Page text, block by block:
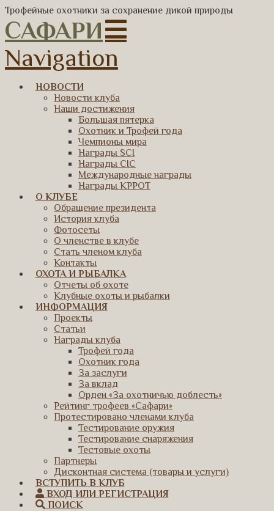
Трофейные охотники за сохранение дикой природы
САФАРИ
Navigation
НОВОСТИ
Новости клуба
Наши достижения
Большая пятерка
Охотник и Трофей года
Чемпионы мира
Награды SCI
Награды CIC
Международные награды
Награды КРРОТ
О КЛУБЕ
Обращение президента
История клуба
Фотосеты
О членстве в клубе
Стать членом клуба
Контакты
ОХОТА И РЫБАЛКА
Отчеты об охоте
Клубные охоты и рыбалки
ИНФОРМАЦИЯ
Проекты
Статьи
Награды клуба
Трофей года
Охотник года
За заслуги
За вклад
Орден «За охотничью доблесть»
Рейтинг трофеев «Сафари»
Протестировано членами клуба
Тестирование оружия
Тестирование снаряжения
Тестовые охоты
Партнеры
Дисконтная система (товары и услуги)
ВСТУПИТЬ В КЛУБ
ВХОД ИЛИ РЕГИСТРАЦИЯ
ПОИСК